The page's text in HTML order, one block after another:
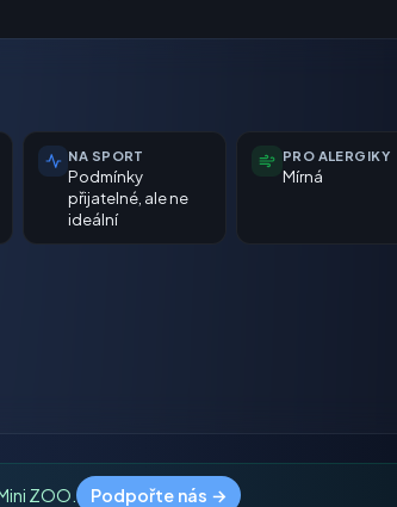
NA SPORT
Podmínky
přijatelné, ale ne
ideální
PRO ALERGIKY
Mírná
ZOO. Podpořte nás →